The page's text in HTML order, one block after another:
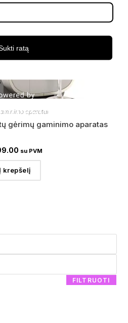
aparatai
gėrimų gaminimo aparatas
su PVM
Į krepšelį
FILTRUOTI
ratą